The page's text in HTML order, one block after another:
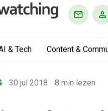
& Tech Content &
30 jul 2018 8 min lezen